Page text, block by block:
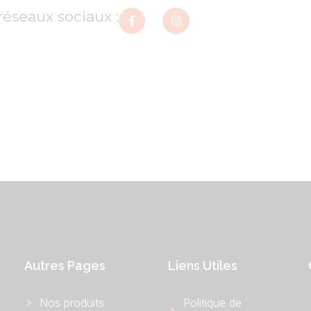
sociaux :
Autres Pages
Nos produits
Liens Utiles
Politique de